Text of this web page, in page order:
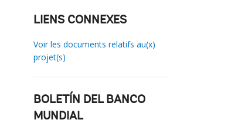
LIENS CONNEXES
Voir les documents relatifs au(x)
projet(s)
BOLETÍN DEL BANCO
MUNDIAL